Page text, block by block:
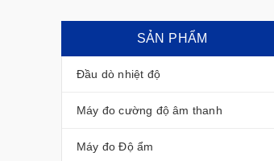
SẢN PHẨM
Đầu dò nhiệt độ
Máy đo cường độ âm thanh
Máy đo Độ ẩm